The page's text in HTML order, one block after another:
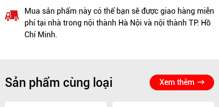
Mua sản phẩm này có thể bạn sẽ được giao hàng miễn
phí tại nhà trong nội thành Hà Nội và nội thành TP. Hồ
Chí Minh.
Sản phẩm cùng loại Xem thêm